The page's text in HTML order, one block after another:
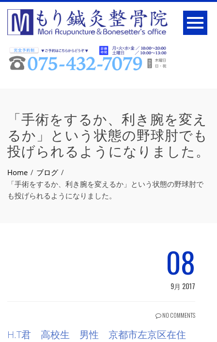
「手術をするか、利き腕を変え
るか」という状態の野球肘でも
投げられるようになりました。
Home
ブログ
「手術をするか、利き腕を変えるか」という状態の野球肘で
も投げられるようになりました。
08
9月 2017
NO COMMENTS
H.T君 高校生 男性 京都市左京区在住